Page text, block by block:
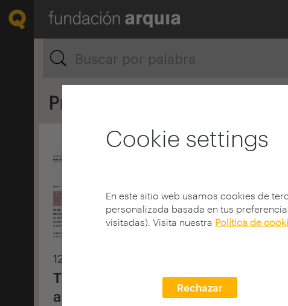
Cookie settings
En este sitio web usamos cookies de
personalizada basada en tus
visitadas). Visita nuestra Política de
Rechazar
2020 2017 2016 2015 2014
Prensa
12 mayo 2017
Tres sistemas
arquitectónicos